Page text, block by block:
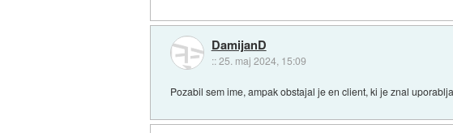
DamijanD
::25. maj 2024, 15:09
Pozabil sem ime, ampak obstajal je en client, ki je znal